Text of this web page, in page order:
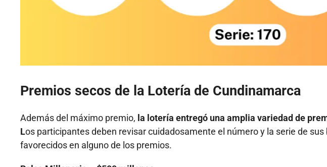
Premios secos de la Lotería de Cundinamarca
Además del máximo premio, la lotería entregó una amplia variedad de
Los participantes deben revisar cuidadosamente el número y la serie de
favorecidos en alguno de los premios.